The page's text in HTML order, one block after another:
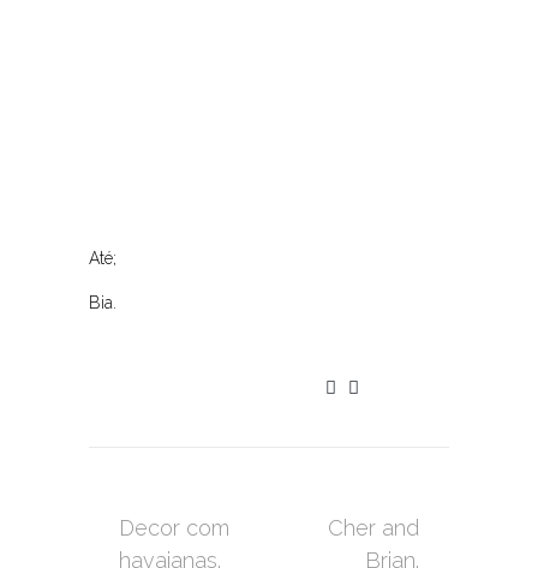
Até;
Bia.
Decor com
havaianas.
Cher and
Brian.